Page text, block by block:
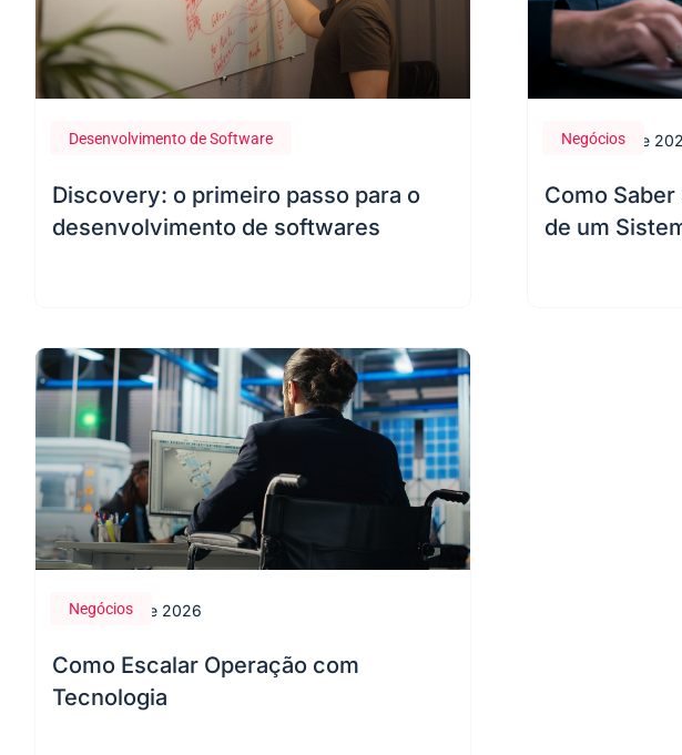
Desenvolvimento de Software
Discovery: o primeiro passo para o
desenvolvimento de softwares
22 de fevereiro de 2024 Negócios
Como Saber
de um
28 de maio de
Negócios
Como Escalar Operação com
Tecnologia
28 de maio de 2026